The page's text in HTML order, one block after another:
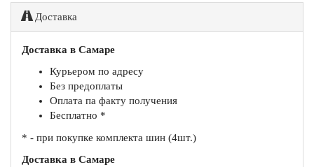
Доставка
Доставка в Самаре
Курьером по адресу
Без предоплаты
Оплата па факту получения
Бесплатно *
* - при покупке комплекта шин (4шт.)
Доставка в Самаре